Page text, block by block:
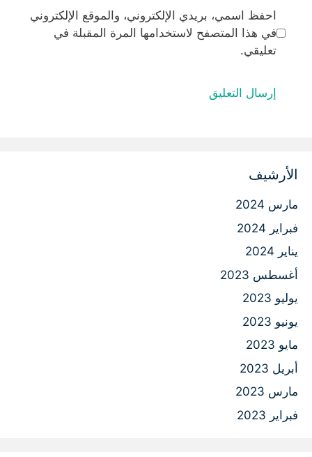
احفظ اسمي، بريدي الإلكتروني، والموقع الإلكتروني
في هذا المتصفح لاستخدامها المرة المقبلة في
تعليقي.
الأرشيف
مارس 2024
فبراير 2024
يناير 2024
أغسطس 2023
يوليو 2023
يونيو 2023
مايو 2023
أبريل 2023
مارس 2023
فبراير 2023